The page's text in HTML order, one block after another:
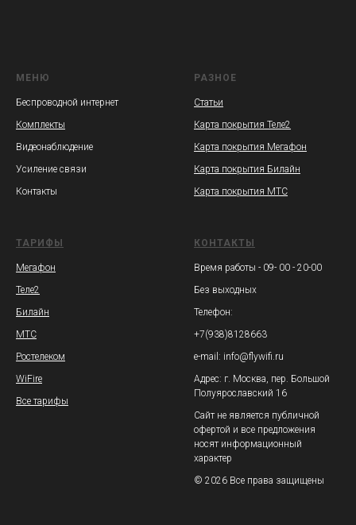
МЕНЮ
Беспроводной интернет
Комплекты
Видеонаблюдение
Усиление связи
Контакты
РАЗНОЕ
Статьи
Карта покрытия Теле2
Карта покрытия Мегафон
Карта покрытия Билайн
Карта покрытия МТС
ТАРИФЫ
Мегафон
Теле2
Билайн
МТС
Ростелеком
WiFire
Все тарифы
КОНТАКТЫ
Время работы - 09- 00 - 20-00
Без выходных
Телефон:
+7(938)8128663
e-mail: info@flywifi.ru
Адрес: г. Москва, пер. Большой
Полуярославский 16
Сайт не является публичной
офертой и все предложения
носят информационный
характер
© 2026 Все права защищены